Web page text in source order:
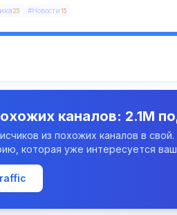
25 #Новости 15
каналов: 2.1M
из похожих каналов в
которая уже интересуется